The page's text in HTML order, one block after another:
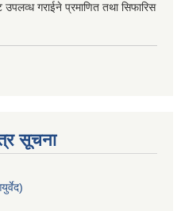
उपलव्ध गराईने प्रमाणित तथा सिफारिस
सूचना